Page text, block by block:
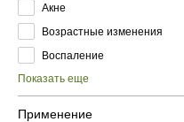
Акне
Возрастные изменения
Воспаление
Показать еще
Применение